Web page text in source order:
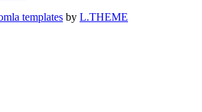
templates by L.THEME